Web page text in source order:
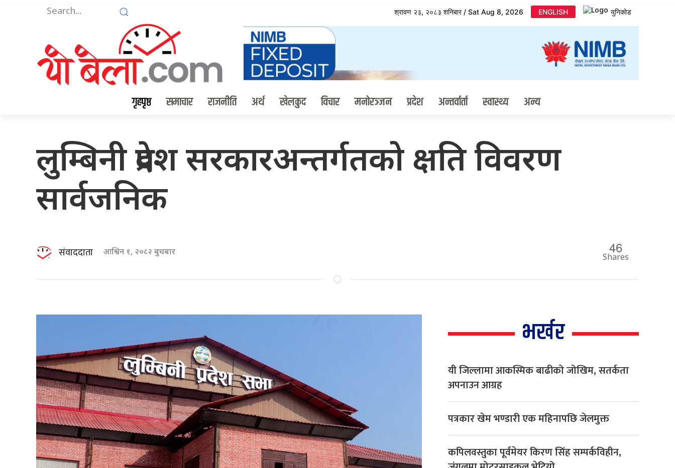
श्रावण २३, २०८३ शनिबार / Sat Aug 8, 2026 ENGLISH युनिकोड
गृहपृष्ठ समाचार राजनीति अर्थ खेलकुद विचार मनोरञ्जन प्रदेश अन्तर्वार्ता स्वास्थ्य अन्य
लुम्बिनी प्रदेश सरकारअन्तर्गतको क्षति विवरण
सार्वजनिक
संवाददाता आश्विन १, २०८२ बुधबार 46
Shares
भर्खर
यी जिल्लामा आकस्मिक बाढीको जोखिम, सतर्कता
अपनाउन आग्रह
पत्रकार खेम भण्डारी एक महिनापछि जेलमुक्त
कपिलवस्तुका पूर्वमेयर किरण सिंह सम्पर्कविहीन,